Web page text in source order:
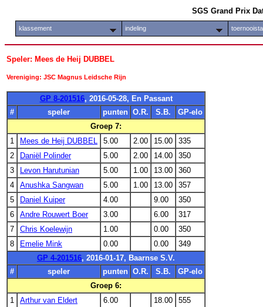
SGS Grand Prix
klassement indeling
Speler: Mees de Heij DUBBEL
Vereniging: JSC Magnus Leidsche Rijn
GP 8-201516, 2016-05-28, En Passant
#
speler punten O.R. S.B.
GP-elo
Groep 7:
1
Mees de Heij DUBBEL 5.00 2.00 15.00
335
2
Daniël Polinder 5.00 2.00 14.00
350
3
Levon Harutunian 5.00 1.00 13.00
360
4
Anushka Sangwan 5.00 1.00 13.00
357
5
Daniel Kuiper 4.00 9.00
350
6
Andre Rouwert Boer 3.00 6.00
317
7
Chris Koelewijn 1.00 0.00
350
8
Emelie Mink 0.00 0.00
349
GP 4-201516, 2016-01-17, Baarnse S.V.
#
speler punten O.R. S.B.
GP-elo
Groep 6:
1
Arthur van Eldert 6.00 18.00
555